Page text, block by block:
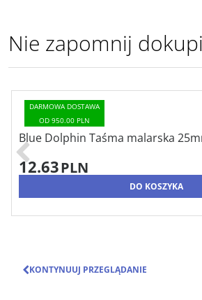
Nie zapomnij
DARMOWA DOSTAWA
OD 950.00 PLN
Blue Dolphin Taśma malarska
12.63PLN
DO KOSZYKA
KONTYNUUJ PRZEGLĄDANIE